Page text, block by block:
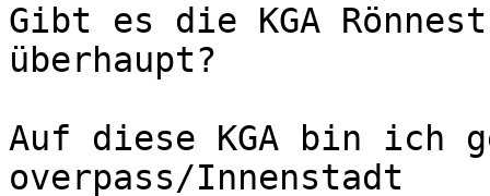
Gibt es die KGA
überhaupt?
Auf diese KGA bin ich